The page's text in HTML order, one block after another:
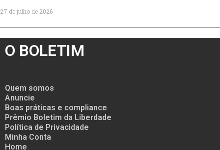
27 de julho de 2026
O BOLETIM
Quem somos
Anuncie
Boas práticas e compliance
Prêmio Boletim da Liberdade
Política de Privacidade
Minha Conta
Home